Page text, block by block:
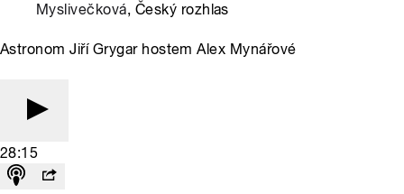
Myslivečková, Český rozhlas
Astronom Jiří Grygar hostem Alex Mynářové
28:15